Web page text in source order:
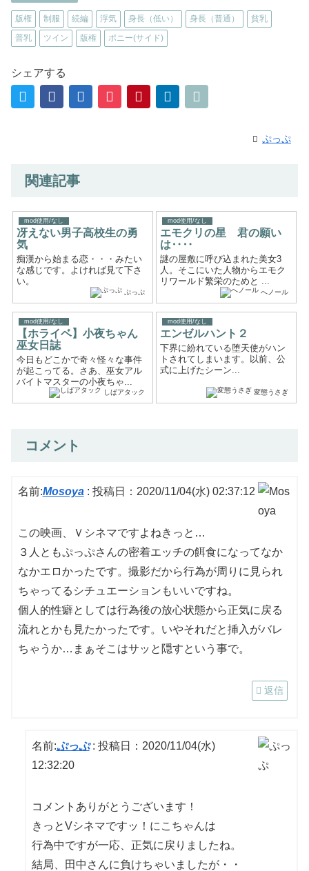
版権 制服 続編 浮気 身長（低い） 身長（普通）
貧乳
普乳
ツイン 版権 ポニー(サイド)
シェアする
ぷっぷ
関連記事
mod使用/なし
冴えない男子高校生の勇
気
痴漢から始まる恋・・・みたい
な感じです。よければ見て下さ
い。
ぷっぷ
mod使用/なし
エモクリの星 君の願い
は‥‥
謎の屋敷に呼び込まれた美女3
人。そこにいた人物からエモク
リワールド繁栄のためと ...
へノール
mod使用/なし
【ホライベ】小夜ちゃん
巫女日誌
今日もどこかで奇々怪々な事件
が起こってる。さあ、巫女アル
バイトマスターの小夜ちゃ...
しばアタック
mod使用/なし
エンゼルハント２
下界に紛れている堕天使がハン
トされてしまいます。以前、公
式に上げたシーン...
変態うさぎ
コメント
名前:Mosoya: 投稿日：2020/11/04(水) 02:37:12
この映画、Ｖシネマですよねきっと…
３人ともぷっぷさんの密着エッチの餌食になってなか
なかエロかったです。撮影だから行為が周りに見られ
ちゃってるシチュエーションもいいですね。
個人的性癖としては行為後の放心状態から正気に戻る
流れとかも見たかったです。いやそれだと挿入がバレ
ちゃうか…まぁそこはサッと隠すという事で。
返信
名前:ぷっぷ: 投稿日：2020/11/04(水)
12:32:20
コメントありがとうございます！
きっとVシネマですッ！にこちゃんは
行為中ですが一応、正気に戻りましたね。
結局、田中さんに負けちゃいましたが・・